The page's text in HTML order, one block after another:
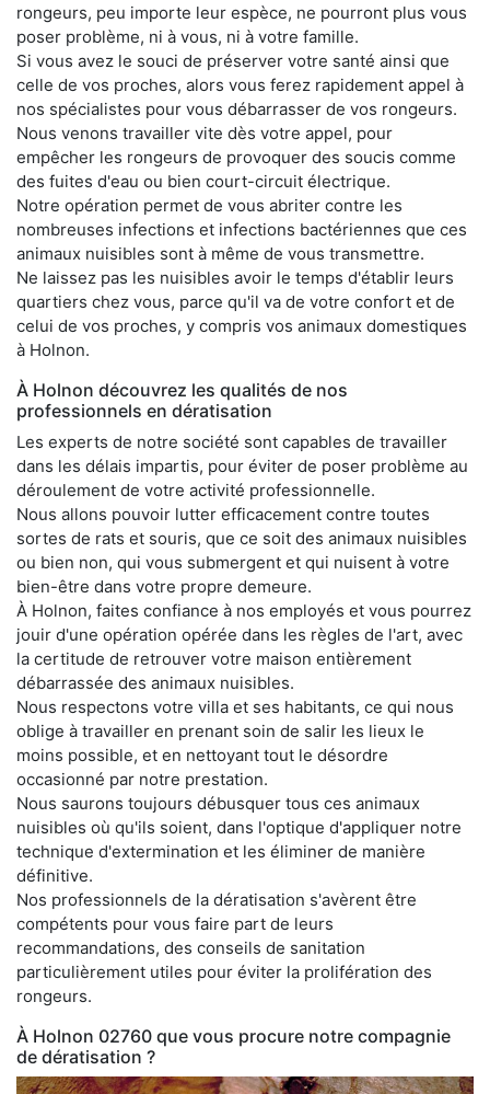
rongeurs, peu importe leur espèce, ne pourront plus vous
poser problème, ni à vous, ni à votre famille.
Si vous avez le souci de préserver votre santé ainsi que
celle de vos proches, alors vous ferez rapidement appel à
nos spécialistes pour vous débarrasser de vos rongeurs.
Nous venons travailler vite dès votre appel, pour
empêcher les rongeurs de provoquer des soucis comme
des fuites d'eau ou bien court-circuit électrique.
Notre opération permet de vous abriter contre les
nombreuses infections et infections bactériennes que ces
animaux nuisibles sont à même de vous transmettre.
Ne laissez pas les nuisibles avoir le temps d'établir leurs
quartiers chez vous, parce qu'il va de votre confort et de
celui de vos proches, y compris vos animaux domestiques
à Holnon.
À Holnon découvrez les qualités de nos
professionnels en dératisation
Les experts de notre société sont capables de travailler
dans les délais impartis, pour éviter de poser problème au
déroulement de votre activité professionnelle.
Nous allons pouvoir lutter efficacement contre toutes
sortes de rats et souris, que ce soit des animaux nuisibles
ou bien non, qui vous submergent et qui nuisent à votre
bien-être dans votre propre demeure.
À Holnon, faites confiance à nos employés et vous pourrez
jouir d'une opération opérée dans les règles de l'art, avec
la certitude de retrouver votre maison entièrement
débarrassée des animaux nuisibles.
Nous respectons votre villa et ses habitants, ce qui nous
oblige à travailler en prenant soin de salir les lieux le
moins possible, et en nettoyant tout le désordre
occasionné par notre prestation.
Nous saurons toujours débusquer tous ces animaux
nuisibles où qu'ils soient, dans l'optique d'appliquer notre
technique d'extermination et les éliminer de manière
définitive.
Nos professionnels de la dératisation s'avèrent être
compétents pour vous faire part de leurs
recommandations, des conseils de sanitation
particulièrement utiles pour éviter la prolifération des
rongeurs.
À Holnon 02760 que vous procure notre compagnie
de dératisation ?